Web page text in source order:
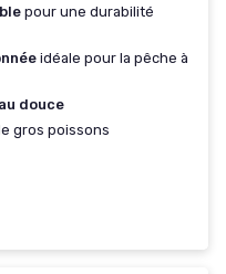
pour une durabilité
idéale pour la pêche à
douce
gros poissons